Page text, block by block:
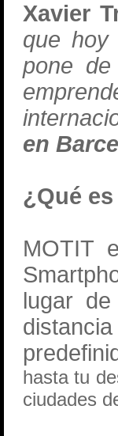
Xavier
que hoy
pone de
en
¿Qué
MOTIT
lugar
hasta tu
ciudades